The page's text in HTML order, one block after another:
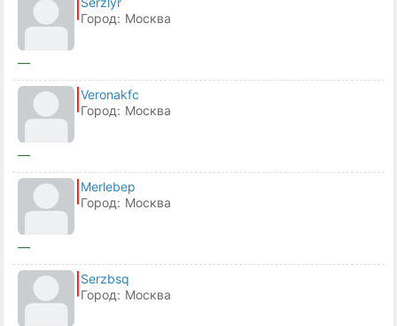
Город: Москва
—
Veronakfc
Город: Москва
—
Merlebep
Город: Москва
—
Serzbsq
Город: Москва